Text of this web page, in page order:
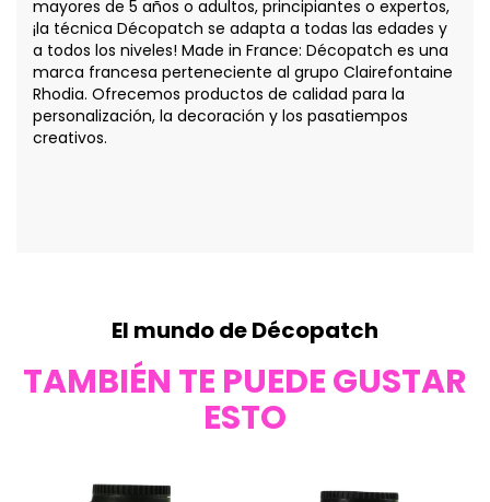
mayores de 5 años o adultos, principiantes o expertos,
¡la técnica Décopatch se adapta a todas las edades y
a todos los niveles! Made in France: Décopatch es una
marca francesa perteneciente al grupo Clairefontaine
Rhodia. Ofrecemos productos de calidad para la
personalización, la decoración y los pasatiempos
creativos.
El mundo de Décopatch
TAMBIÉN TE PUEDE GUSTAR
ESTO